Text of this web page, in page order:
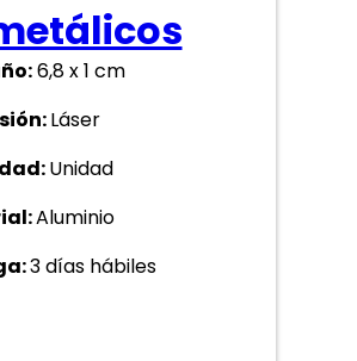
6,8 x 1 cm
Láser
Unidad
Aluminio
3 días hábiles